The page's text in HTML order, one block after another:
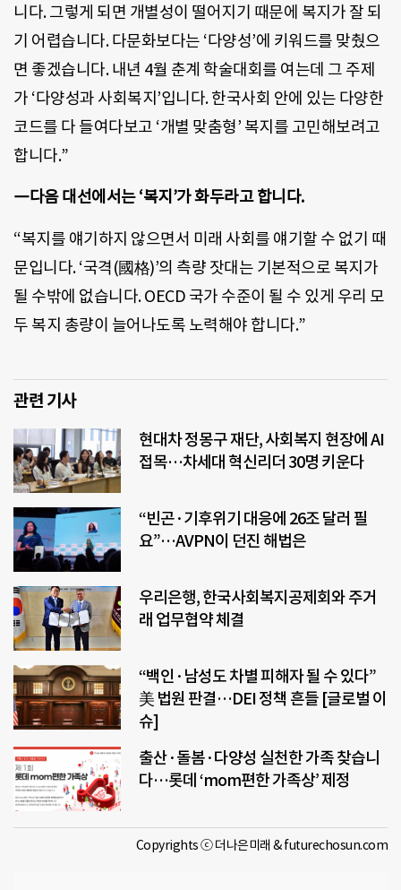
니다. 그렇게 되면 개별성이 떨어지기 때문에 복지가 잘 되
기 어렵습니다. 다문화보다는 ‘다양성’에 키워드를 맞췄으
면 좋겠습니다. 내년 4월 춘계 학술대회를 여는데 그 주제
가 ‘다양성과 사회복지’입니다. 한국사회 안에 있는 다양한
코드를 다 들여다보고 ‘개별 맞춤형’ 복지를 고민해보려고
합니다.”
―다음 대선에서는 ‘복지’가 화두라고 합니다.
“복지를 얘기하지 않으면서 미래 사회를 얘기할 수 없기 때
문입니다. ‘국격(國格)’의 측량 잣대는 기본적으로 복지가
될 수밖에 없습니다. OECD 국가 수준이 될 수 있게 우리 모
두 복지 총량이 늘어나도록 노력해야 합니다.”
관련 기사
현대차 정몽구 재단, 사회복지 현장에 AI
접목…차세대 혁신리더 30명 키운다
“빈곤·기후위기 대응에 26조 달러 필
요”…AVPN이 던진 해법은
우리은행, 한국사회복지공제회와 주거
래 업무협약 체결
“백인·남성도 차별 피해자 될 수 있다”
美 법원 판결…DEI 정책 흔들 [글로벌 이
슈]
출산·돌봄·다양성 실천한 가족 찾습니
다…롯데 ‘mom편한 가족상’ 제정
Copyrights ⓒ 더나은미래 & futurechosun.com